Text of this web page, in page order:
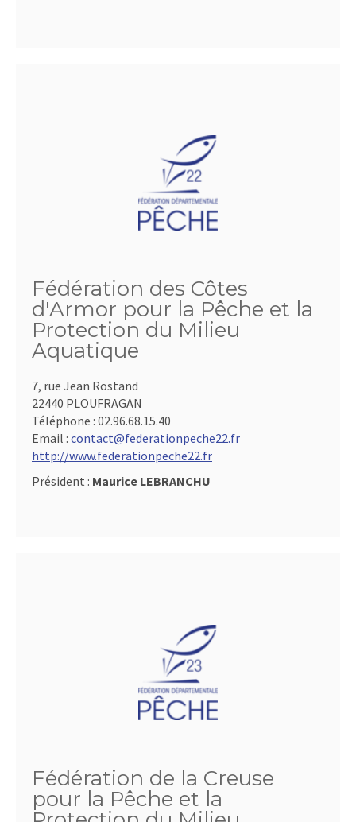
Fédération des Côtes
d'Armor pour la Pêche et la
Protection du Milieu
Aquatique
7, rue Jean Rostand
22440 PLOUFRAGAN
Téléphone : 02.96.68.15.40
Email : contact@federationpeche22.fr
http://www.federationpeche22.fr
Président : Maurice LEBRANCHU
Fédération de la Creuse
pour la Pêche et la